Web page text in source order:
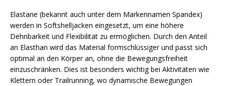
Elastane (bekannt auch unter dem Markennamen Spandex)
werden in Softshelljacken eingesetzt, um eine höhere
Dehnbarkeit und Flexibilität zu ermöglichen. Durch den Anteil
an Elasthan wird das Material formschlüssiger und passt sich
optimal an den Körper an, ohne die Bewegungsfreiheit
einzuschränken. Dies ist besonders wichtig bei Aktivitäten wie
Klettern oder Trailrunning, wo dynamische Bewegungen